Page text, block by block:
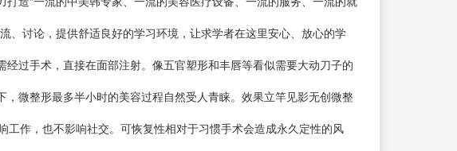
、讨论，提供舒适良好的学习环境，让求学者在这里安心、放心的学
过手术，直接在面部注射。像五官塑形和丰唇等看似需要大动刀子的
微整形最多半小时的美容过程自然受人青睐。效果立竿见影无创微整
作，也不影响社交。可恢复性相对于习惯手术会造成永久定性的风